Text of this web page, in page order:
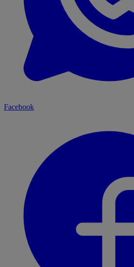
Facebook